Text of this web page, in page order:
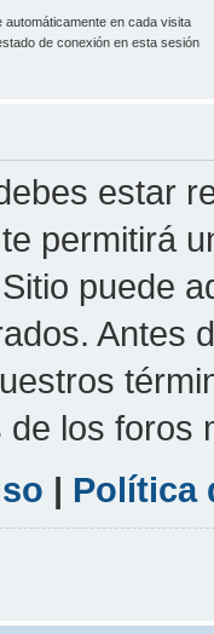
automáticamente en cada visita
de conexión en esta sesión
estar
permitirá
puede
Antes
los foros
| Política